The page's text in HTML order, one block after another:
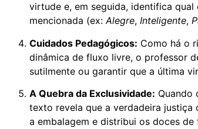
virtude e, em seguida, identifica
mencionada (ex:Alegre, Inteligente,
Cuidados Pedagógicos: Como há o
dinâmica de fluxo livre, o professor
sutilmente ou garantir que a última
A Quebra da Exclusividade: Quando
texto revela que a verdadeira justiça
a embalagem e distribui os doces